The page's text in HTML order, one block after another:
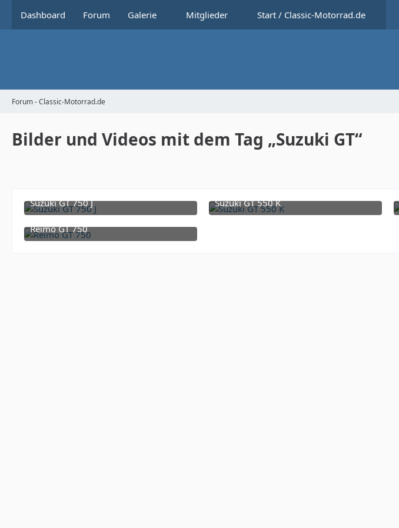
Dashboard Forum Galerie Mitglieder Start / Classic-Motorrad.de
Forum - Classic-Motorrad.de
Bilder und Videos mit dem Tag „Suzuki GT“
Suzuki GT 750 J
9. Februar 2026 um 16:01
Suzuki GT 550 K
27. Juli 2025 um 09:38
Reimo GT 750
10. November 2023 um 11:52